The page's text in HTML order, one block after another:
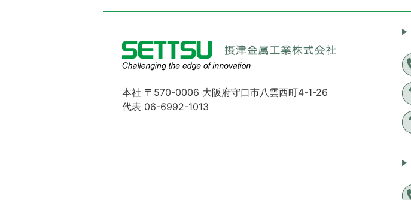
本社 〒570-0006 大阪府守口市八雲西町4-1-26
代表 06-6992-1013